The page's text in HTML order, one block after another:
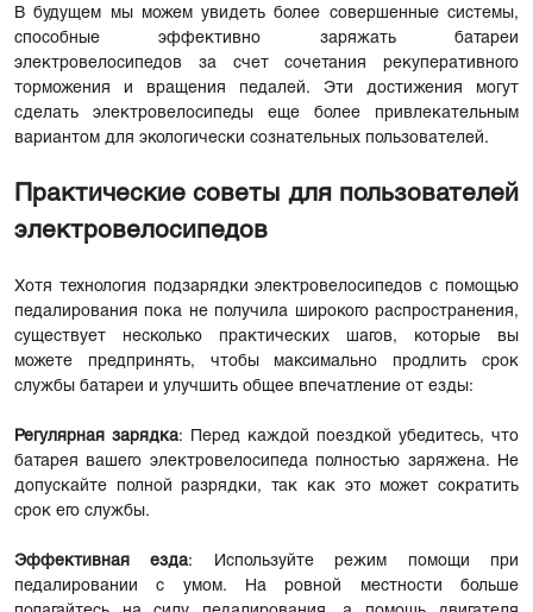
В будущем мы можем увидеть более совершенные системы,
способные эффективно заряжать батареи
электровелосипедов за счет сочетания рекуперативного
торможения и вращения педалей. Эти достижения могут
сделать электровелосипеды еще более привлекательным
вариантом для экологически сознательных пользователей.
Практические советы для пользователей
электровелосипедов
Хотя технология подзарядки электровелосипедов с помощью
педалирования пока не получила широкого распространения,
существует несколько практических шагов, которые вы
можете предпринять, чтобы максимально продлить срок
службы батареи и улучшить общее впечатление от езды:
Регулярная зарядка: Перед каждой поездкой убедитесь, что
батарея вашего электровелосипеда полностью заряжена. Не
допускайте полной разрядки, так как это может сократить
срок его службы.
Эффективная езда: Используйте режим помощи при
педалировании с умом. На ровной местности больше